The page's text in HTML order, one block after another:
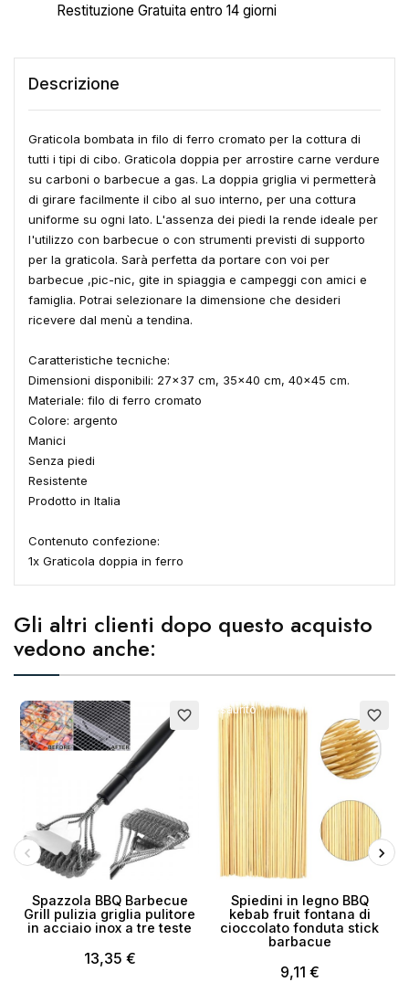
Restituzione Gratuita entro 14 giorni
Descrizione
Graticola bombata in filo di ferro cromato per la cottura di
tutti i tipi di cibo. Graticola doppia per arrostire carne verdure
su carboni o barbecue a gas. La doppia griglia vi permetterà
di girare facilmente il cibo al suo interno, per una cottura
uniforme su ogni lato. L'assenza dei piedi la rende ideale per
l'utilizzo con barbecue o con strumenti previsti di supporto
per la graticola. Sarà perfetta da portare con voi per
barbecue ,pic-nic, gite in spiaggia e campeggi con amici e
famiglia. Potrai selezionare la dimensione che desideri
ricevere dal menù a tendina.
Caratteristiche tecniche:
Dimensioni disponibili: 27x37 cm, 35x40 cm, 40x45 cm.
Materiale: filo di ferro cromato
Colore: argento
Manici
Senza piedi
Resistente
Prodotto in Italia
Contenuto confezione:
1x Graticola doppia in ferro
Gli altri clienti dopo questo acquisto
vedono anche:
favorite_border
Spazzola BBQ Barbecue
Grill pulizia griglia pulitore
in acciaio inox a tre teste
13,35 €
Esaurito favorite_border
Spiedini in legno BBQ
kebab fruit fontana di
cioccolato fonduta stick
barbacue
9,11 €
Crea lista dei desideri
Nome lista dei desideri
Annulla